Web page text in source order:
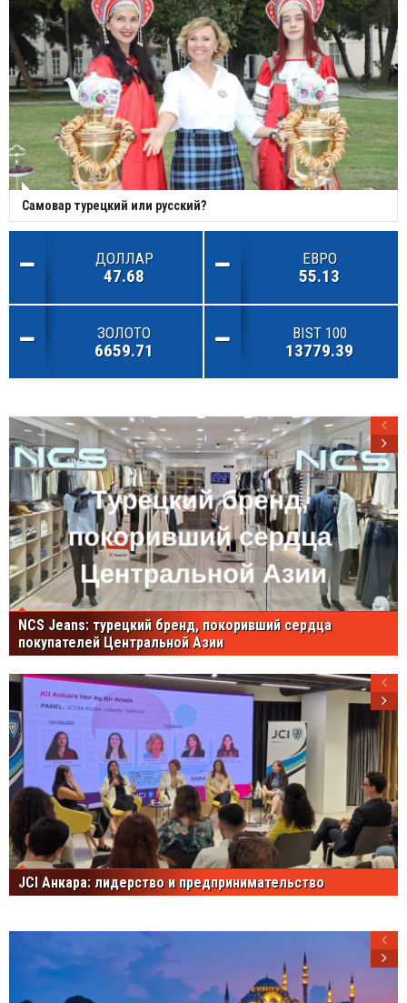
Самовар турецкий или русский?
ДОЛЛАР
47.68
ЕВРО
55.13
ЗОЛОТО
6659.71
BIST 100
13779.39
NCS Jeans: турецкий бренд, покоривший сердца
покупателей Центральной Азии
JCI Анкара: лидерство и предпринимательство